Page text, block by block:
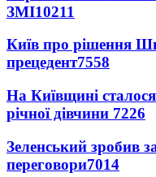
ЗМІ10211
Київ про рішення
прецедент7558
На Київщині
річної дівчини 7226
Зеленський зробив
переговори7014